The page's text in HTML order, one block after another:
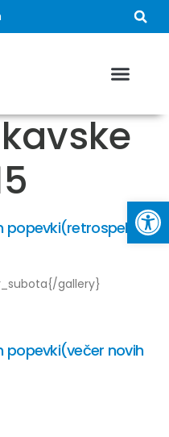
popevki(retrospektivna
gallery}
popevki(večer novih